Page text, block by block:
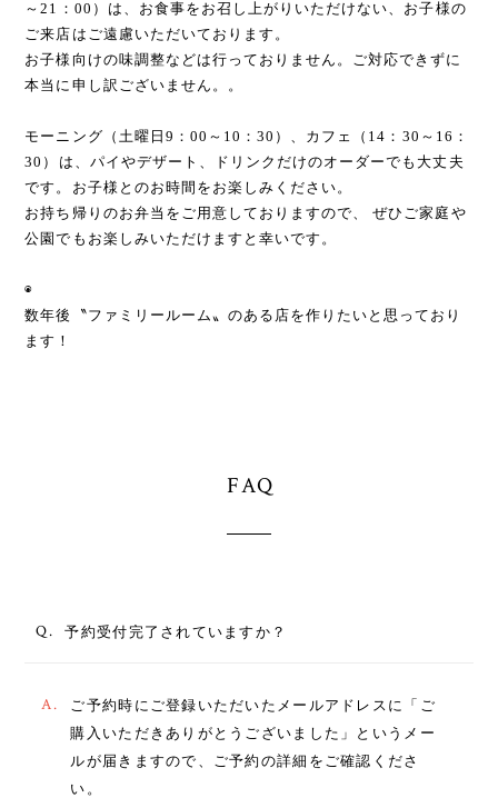
～21：00）は、お食事をお召し上がりいただけない、お子様の
ご来店はご遠慮いただいております。
お子様向けの味調整などは行っておりません。ご対応できずに
本当に申し訳ございません。。
モーニング（土曜日9：00～10：30）、カフェ（14：30～16：
30）は、パイやデザート、ドリンクだけのオーダーでも大丈夫
です。お子様とのお時間をお楽しみください。
お持ち帰りのお弁当をご用意しておりますので、 ぜひご家庭や
公園でもお楽しみいただけますと幸いです。
◉
数年後〝ファミリールーム〟のある店を作りたいと思っており
ます！
FAQ
Q. 予約受付完了されていますか？
A.
ご予約時にご登録いただいたメールアドレスに「ご
購入いただきありがとうございました」というメー
ルが届きますので、ご予約の詳細をご確認くださ
い。